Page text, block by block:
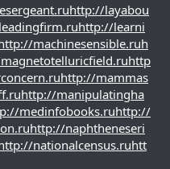
http://layabou
http://learni
machinesensible.ruh
http
http://mammas
http://manipulatingha
medinfobooks.ruhttp://
http://naphtheneseri
nationalcensus.ruhtt